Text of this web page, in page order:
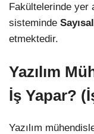
Fakültelerinde yer
sisteminde
etmektedir.
Yazılım
İş Yapar?
Yazılım